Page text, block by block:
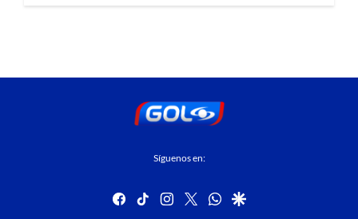
Síguenos en:
facebook
tiktok instagram
twitterwhatsapp
google